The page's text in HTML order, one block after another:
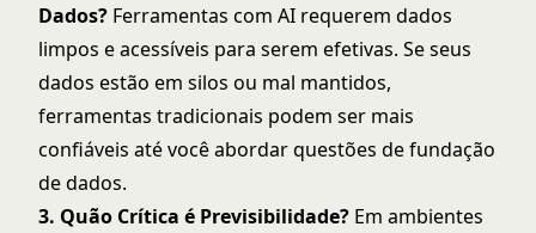
Dados? Ferramentas com AI requerem dados
limpos e acessíveis para serem efetivas. Se seus
dados estão em silos ou mal mantidos,
ferramentas tradicionais podem ser mais
confiáveis até você abordar questões de fundação
de dados.
3. Quão Crítica é Previsibilidade? Em ambientes